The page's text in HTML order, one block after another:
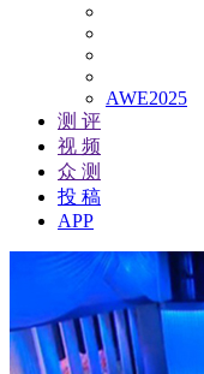
AWE2025
测 评
视 频
众 测
投 稿
APP